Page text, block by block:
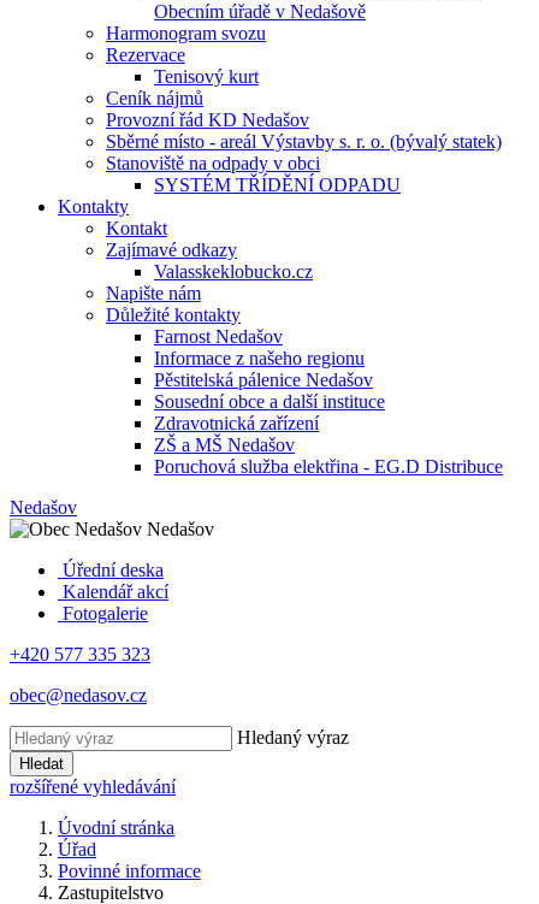
Obecním úřadě v Nedašově
Harmonogram svozu
Rezervace
Tenisový kurt
Ceník nájmů
Provozní řád KD Nedašov
Sběrné místo - areál Výstavby s. r. o. (bývalý statek)
Stanoviště na odpady v obci
SYSTÉM TŘÍDĚNÍ ODPADU
Kontakty
Kontakt
Zajímavé odkazy
Valasskeklobucko.cz
Napište nám
Důležité kontakty
Farnost Nedašov
Informace z našeho regionu
Pěstitelská pálenice Nedašov
Sousední obce a další instituce
Zdravotnická zařízení
ZŠ a MŠ Nedašov
Poruchová služba elektřina - EG.D Distribuce
Nedašov
Nedašov
Úřední deska
Kalendář akcí
Fotogalerie
+420 577 335 323
obec@nedasov.cz
Hledaný výraz
Hledat
rozšířené vyhledávání
Úvodní stránka
Úřad
Povinné informace
Zastupitelstvo